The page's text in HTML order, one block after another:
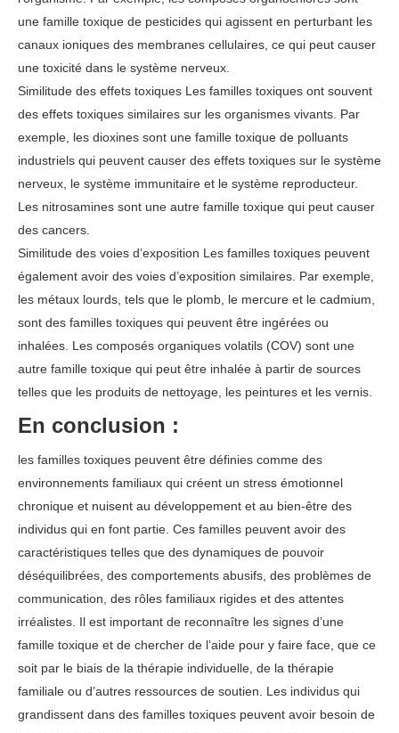
une famille toxique de pesticides qui agissent en perturbant les
canaux ioniques des membranes cellulaires, ce qui peut causer
une toxicité dans le système nerveux.
Similitude des effets toxiques Les familles toxiques ont souvent
des effets toxiques similaires sur les organismes vivants. Par
exemple, les dioxines sont une famille toxique de polluants
industriels qui peuvent causer des effets toxiques sur le système
nerveux, le système immunitaire et le système reproducteur.
Les nitrosamines sont une autre famille toxique qui peut causer
des cancers.
Similitude des voies d’exposition Les familles toxiques peuvent
également avoir des voies d’exposition similaires. Par exemple,
les métaux lourds, tels que le plomb, le mercure et le cadmium,
sont des familles toxiques qui peuvent être ingérées ou
inhalées. Les composés organiques volatils (COV) sont une
autre famille toxique qui peut être inhalée à partir de sources
telles que les produits de nettoyage, les peintures et les vernis.
En conclusion :
les familles toxiques peuvent être définies comme des
environnements familiaux qui créent un stress émotionnel
chronique et nuisent au développement et au bien-être des
individus qui en font partie. Ces familles peuvent avoir des
caractéristiques telles que des dynamiques de pouvoir
déséquilibrées, des comportements abusifs, des problèmes de
communication, des rôles familiaux rigides et des attentes
irréalistes. Il est important de reconnaître les signes d’une
famille toxique et de chercher de l’aide pour y faire face, que ce
soit par le biais de la thérapie individuelle, de la thérapie
familiale ou d’autres ressources de soutien. Les individus qui
grandissent dans des familles toxiques peuvent avoir besoin de